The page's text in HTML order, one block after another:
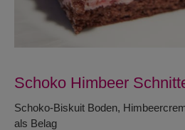
Schoko Himbeer
Schoko-Biskuit Boden,
als Belag